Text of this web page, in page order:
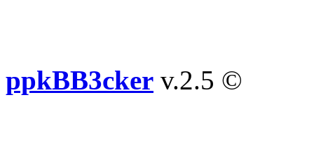
ppkBB3cker v.2.5 ©